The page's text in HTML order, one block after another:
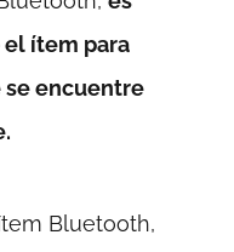
ítem para
encuentre
Bluetooth,